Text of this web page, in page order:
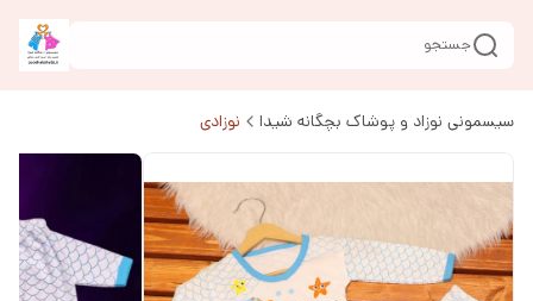
جستجو
سیسمونی نوزاد و پوشاک بچگانه شیدا نوزادی